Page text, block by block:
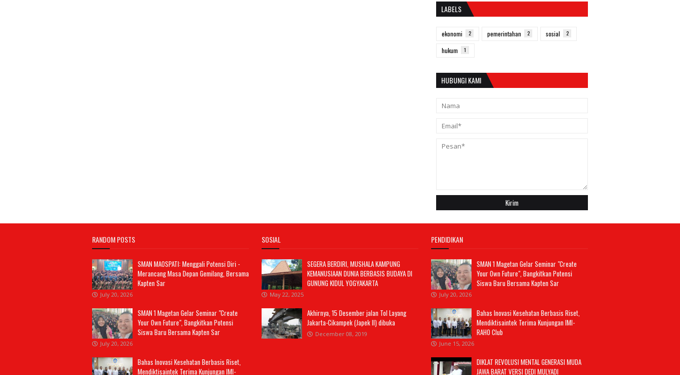
LABELS
ekonomi 2 pemerintahan 2 sosial 2
hukum 1
HUBUNGI KAMI
RANDOM POSTS
SMAN MAOSPATI: Menggali Potensi Diri -
Merancang Masa Depan Gemilang, Bersama
Kapten Sar
July 20, 2026
SMAN 1 Magetan Gelar Seminar "Create
Your Own Future", Bangkitkan Potensi
Siswa Baru Bersama Kapten Sar
July 20, 2026
Bahas Inovasi Kesehatan Berbasis Riset,
Mendiktisaintek Terima Kunjungan IMI-
SOSIAL
SEGERA BERDIRI, MUSHALA KAMPUNG
KEMANUSIAAN DUNIA BERBASIS BUDAYA DI
GUNUNG KIDUL YOGYAKARTA
May 22, 2025
Akhirnya, 15 Desember jalan Tol Layang
Jakarta-Cikampek (Japek II) dibuka
December 08, 2019
PENDIDIKAN
SMAN 1 Magetan Gelar Seminar "Create
Your Own Future", Bangkitkan Potensi
Siswa Baru Bersama Kapten Sar
July 20, 2026
Bahas Inovasi Kesehatan Berbasis Riset,
Mendiktisaintek Terima Kunjungan IMI-
RAHO Club
June 15, 2026
DIKLAT REVOLUSI MENTAL GENERASI MUDA
JAWA BARAT VERSI DEDI MULYADI